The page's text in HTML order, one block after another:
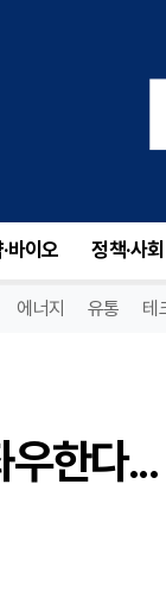
바이오 정책·사회
에너지 유통 테
한다